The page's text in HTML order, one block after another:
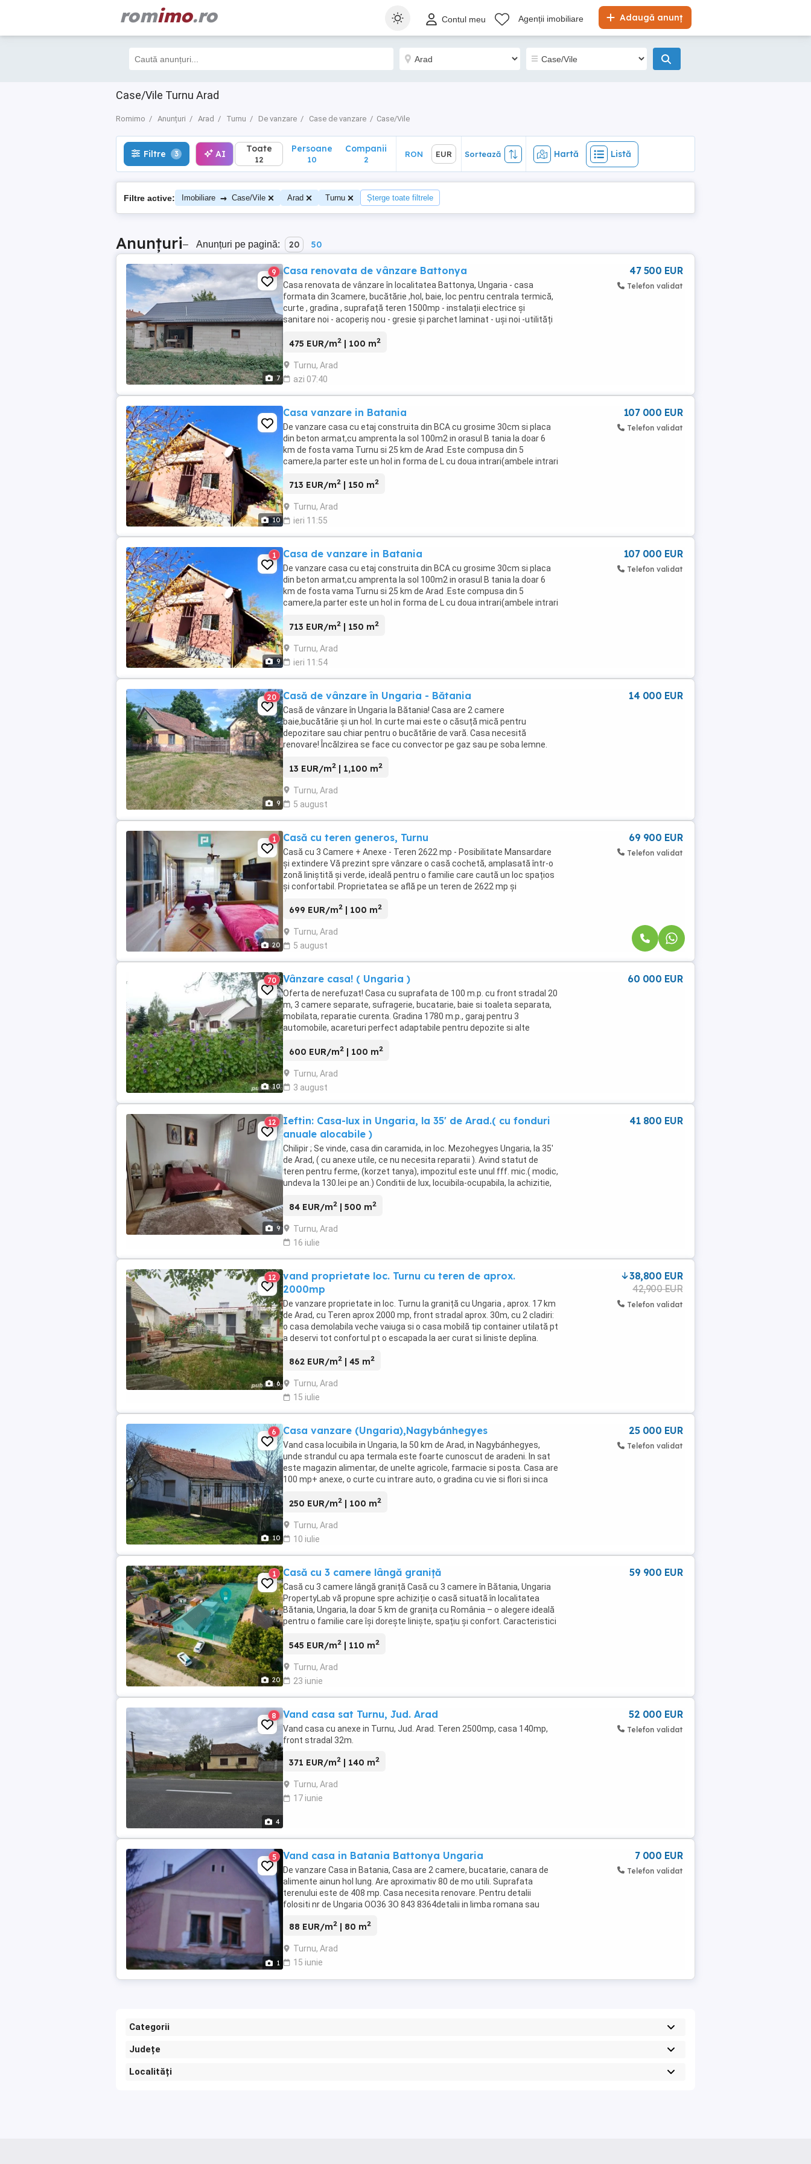
romimo.ro Adaugă anunț
Contul meu Agenții imobiliare
Case/Vile Turnu Arad
Romimo Anunțuri Arad Turnu De vanzare Case de vanzare Case/Vile
Filtre 3 AI RON EUR Sortează Hartă Listă
Filtre 3 AI Toate
12
Persoane
10
Companii
2
RON EUR Sortează Hartă Listă
Filtre active: Imobiliare → Case/Vile Arad Turnu Șterge toate filtrele
Anunțuri– Anunțuri pe pagină: 20 50
7
9 Casa renovata de vânzare Battonya
Casa renovata de vânzare în localitatea Battonya, Ungaria - casa
formata din 3camere, bucătărie ,hol, baie, loc pentru centrala termică,
curte , gradina , suprafață teren 1500mp - instalații electrice și
sanitare noi - acoperiș nou - gresie și parchet laminat - uși noi -utilități
475 EUR/m2 | 100 m2
Turnu, Arad
azi 07:40
47 500 EUR
Telefon validat
10
Casa vanzare in Batania
De vanzare casa cu etaj construita din BCA cu grosime 30cm si placa
din beton armat,cu amprenta la sol 100m2 in orasul B tania la doar 6
km de fosta vama Turnu si 25 km de Arad .Este compusa din 5
camere,la parter este un hol in forma de L cu doua intrari(ambele intrari
713 EUR/m2 | 150 m2
Turnu, Arad
ieri 11:55
107 000 EUR
Telefon validat
9
1 Casa de vanzare in Batania
De vanzare casa cu etaj construita din BCA cu grosime 30cm si placa
din beton armat,cu amprenta la sol 100m2 in orasul B tania la doar 6
km de fosta vama Turnu si 25 km de Arad .Este compusa din 5
camere,la parter este un hol in forma de L cu doua intrari(ambele intrari
713 EUR/m2 | 150 m2
Turnu, Arad
ieri 11:54
107 000 EUR
Telefon validat
9
20 Casă de vânzare în Ungaria - Bătania
Casă de vânzare în Ungaria la Bătania! Casa are 2 camere
baie,bucătărie și un hol. In curte mai este o căsuță mică pentru
depozitare sau chiar pentru o bucătărie de vară. Casa necesită
renovare! Încălzirea se face cu convector pe gaz sau pe soba lemne.
13 EUR/m2 | 1,100 m2
Turnu, Arad
5 august
14 000 EUR
20
1 Casă cu teren generos, Turnu
Casă cu 3 Camere + Anexe - Teren 2622 mp - Posibilitate Mansardare
și extindere Vă prezint spre vânzare o casă cochetă, amplasată într-o
zonă liniștită și verde, ideală pentru o familie care caută un loc spațios
și confortabil. Proprietatea se află pe un teren de 2622 mp și
699 EUR/m2 | 100 m2
Turnu, Arad
5 august
69 900 EUR
Telefon validat
10
70 Vânzare casa! ( Ungaria )
Oferta de nerefuzat! Casa cu suprafata de 100 m.p. cu front stradal 20
m, 3 camere separate, sufragerie, bucatarie, baie si toaleta separata,
mobilata, reparatie curenta. Gradina 1780 m.p., garaj pentru 3
automobile, acareturi perfect adaptabile pentru depozite si alte
600 EUR/m2 | 100 m2
Turnu, Arad
3 august
60 000 EUR
9
12
Ieftin: Casa-lux in Ungaria, la 35' de Arad.( cu fonduri
anuale alocabile )
Chilipir ; Se vinde, casa din caramida, in loc. Mezohegyes Ungaria, la 35'
de Arad, ( cu anexe utile, ce nu necesita reparatii ). Avind statut de
teren pentru ferme, (korzet tanya), impozitul este unul fff. mic.( modic,
undeva la 130.lei pe an.) Conditii de lux, locuibila-ocupabila, la achizitie,
84 EUR/m2 | 500 m2
Turnu, Arad
16 iulie
41 800 EUR
6
12
vand proprietate loc. Turnu cu teren de aprox.
2000mp
De vanzare proprietate in loc. Turnu la graniță cu Ungaria , aprox. 17 km
de Arad, cu Teren aprox 2000 mp, front stradal aprox. 30m, cu 2 cladiri:
o casa demolabila veche vaiuga si o casa mobilă tip container utilată pt
a deservi tot confortul pt o escapada la aer curat si liniste deplina.
862 EUR/m2 | 45 m2
Turnu, Arad
15 iulie
38,800 EUR
42,900 EUR
Telefon validat
10
6 Casa vanzare (Ungaria),Nagybánhegyes
Vand casa locuibila in Ungaria, la 50 km de Arad, in Nagybánhegyes,
unde strandul cu apa termala este foarte cunoscut de aradeni. In sat
este magazin alimentar, de unelte agricole, farmacie si posta. Casa are
100 mp+ anexe, o curte cu intrare auto, o gradina cu vie si flori si inca
250 EUR/m2 | 100 m2
Turnu, Arad
10 iulie
25 000 EUR
Telefon validat
20
1 Casă cu 3 camere lângă graniță
Casă cu 3 camere lângă graniță Casă cu 3 camere în Bătania, Ungaria
PropertyLab vă propune spre achiziție o casă situată în localitatea
Bătania, Ungaria, la doar 5 km de granița cu România – o alegere ideală
pentru o familie care își dorește liniște, spațiu și confort. Caracteristici
545 EUR/m2 | 110 m2
Turnu, Arad
23 iunie
59 900 EUR
4
8 Vand casa sat Turnu, Jud. Arad
Vand casa cu anexe in Turnu, Jud. Arad. Teren 2500mp, casa 140mp,
front stradal 32m.
371 EUR/m2 | 140 m2
Turnu, Arad
17 iunie
52 000 EUR
Telefon validat
1
5 Vand casa in Batania Battonya Ungaria
De vanzare Casa in Batania, Casa are 2 camere, bucatarie, canara de
alimente ainun hol lung. Are aproximativ 80 de mo utili. Suprafata
terenului este de 408 mp. Casa necesita renovare. Pentru detalii
folositi nr de Ungaria OO36 3O 843 8364detalii in limba romana sau
88 EUR/m2 | 80 m2
Turnu, Arad
15 iunie
7 000 EUR
Telefon validat
Categorii
Județe
Localități